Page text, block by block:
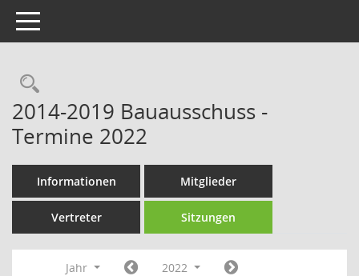
Toggle navigation
Rechercheauswahl
2014-2019 Bauausschuss -
Termine 2022
Informationen Mitglieder
Vertreter Sitzungen
Jahr
2022